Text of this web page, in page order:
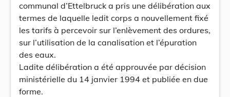
communal d’Ettelbruck a pris une délibération aux
termes de laquelle ledit corps a nouvellement fixé
les tarifs à percevoir sur l’enlèvement des ordures,
sur l’utilisation de la canalisation et l’épuration
des eaux.
Ladite délibération a été approuvée par décision
ministérielle du 14 janvier 1994 et publiée en due
forme.